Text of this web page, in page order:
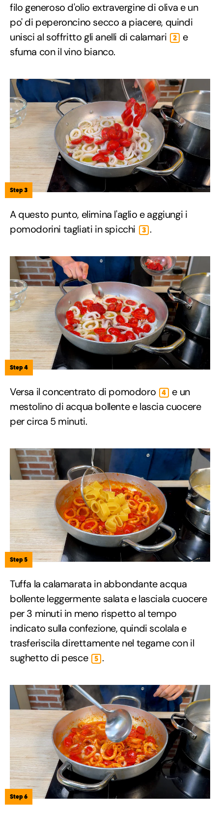
filo generoso d'olio extravergine di oliva e un
po' di peperoncino secco a piacere, quindi
unisci al soffritto gli anelli di calamari
2
e
sfuma con il vino bianco.
Step 3
A questo punto, elimina l'aglio e aggiungi i
pomodorini tagliati in spicchi
3 .
Step 4
Versa il concentrato di pomodoro 4
e un
mestolino di acqua bollente e lascia cuocere
per circa 5 minuti.
Step 5
Tuffa la calamarata in abbondante acqua
bollente leggermente salata e lasciala cuocere
per 3 minuti in meno rispetto al tempo
indicato sulla confezione, quindi scolala e
trasferiscila direttamente nel tegame con il
sughetto di pesce
5 .
Step 6